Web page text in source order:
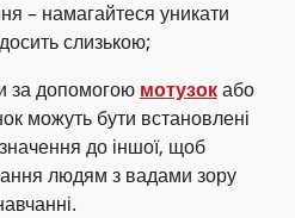
– намагайтеся уникати
слизькою;
за допомогою мотузокабо
можуть бути встановлені
до іншої, щоб
людям з вадами зору